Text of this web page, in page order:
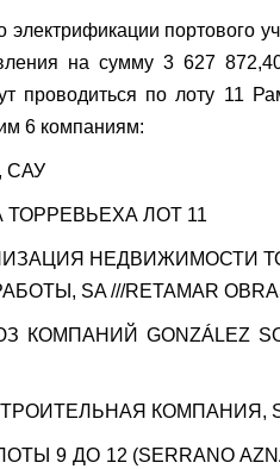
портового
на сумму 3 627
проводиться по лоту 11
6 компаниям:
САУ
ЛОТ 11
НЕДВИЖИМОСТИ
SA ///RETAMAR
GONZÁLEZ
КОМПАНИЯ,
9 ДО 12 (SERRANO